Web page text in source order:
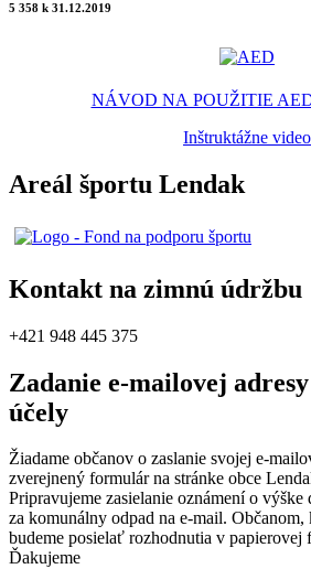
5 358 k 31.12.2019
NÁVOD NA POUŽITIE
Inštruktážne video
Areál športu Lendak
Kontakt na zimnú údržbu
+421 948 445 375
Zadanie e-mailovej
účely
Žiadame občanov o zaslanie svojej e-
zverejnený formulár na stránke obce
Pripravujeme zasielanie oznámení o výške
za komunálny odpad na e-mail.
budeme posielať rozhodnutia v papierovej
Ďakujeme